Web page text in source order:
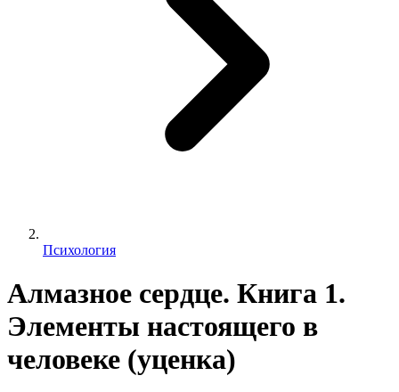
Психология
Алмазное сердце. Книга 1.
Элементы настоящего в
человеке (уценка)